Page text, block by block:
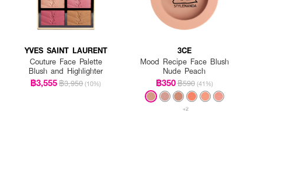
YVES SAINT LAURENT
Couture Face Palette
Blush and Highlighter
฿3,555฿3,950 (10%)
3CE
Mood Recipe Face Blush
Nude Peach
฿350฿590 (41%)
+2